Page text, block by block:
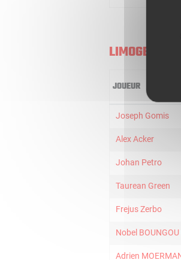
LIMOGES
JOUEUR
Joseph Gomis
Alex Acker
Johan Petro
Taurean Green
Frejus Zerbo
Nobel BOUNGOU
Adrien